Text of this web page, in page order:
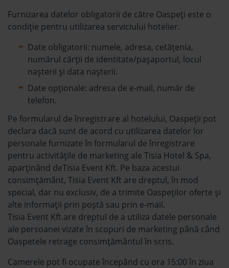
Furnizarea datelor obligatorii de către Oaspeți este o
condiție pentru utilizarea serviciului hotelier.
Date obligatorii: numele, adresa, cetățenia,
numărul cărții de identitate/pașaportul, locul
nașterii şi data nașterii.
Date opționale: adresa de e-mail, număr de
telefon.
Pe formularul de înregistrare al hotelului, Oaspeții pot
declara dacă sunt de acord cu utilizarea datelor lor
personale furnizate în formularul de înregistrare
pentru activitățile de marketing ale Tisia Hotel & Spa,
aparținând deTisia Event Kft. Pe baza acestui
consimțământ, Tisia Event Kft are dreptul, în mod
special, dar nu exclusiv, de a trimite Oaspeților oferte și
alte informații prin poștă sau prin e-mail.
Tisia Event Kft.are dreptul de a utiliza datele personale
ale persoanei vizate în scopuri de marketing până când
Oaspetele retrage consimțământul în scris.
Camerele pot fi ocupate începând cu ora 15:00 în ziua